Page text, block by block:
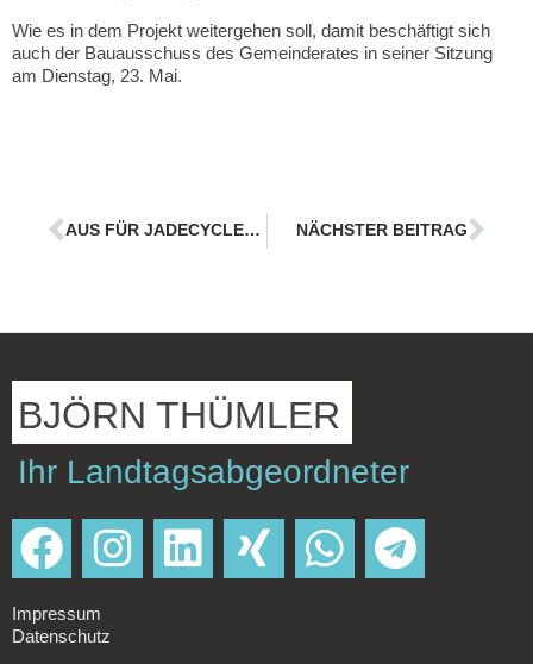
Wie es in dem Projekt weitergehen soll, damit beschäftigt sich
auch der Bauausschuss des Gemeinderates in seiner Sitzung
am Dienstag, 23. Mai.
AUS FÜR JADECYCLECIRCLE? THÜMLER SCHREIBT AN MINISTER HABECK NÄCHSTER BEITRAG
BJÖRN THÜMLER
Ihr Landtagsabgeordneter
Impressum
Datenschutz